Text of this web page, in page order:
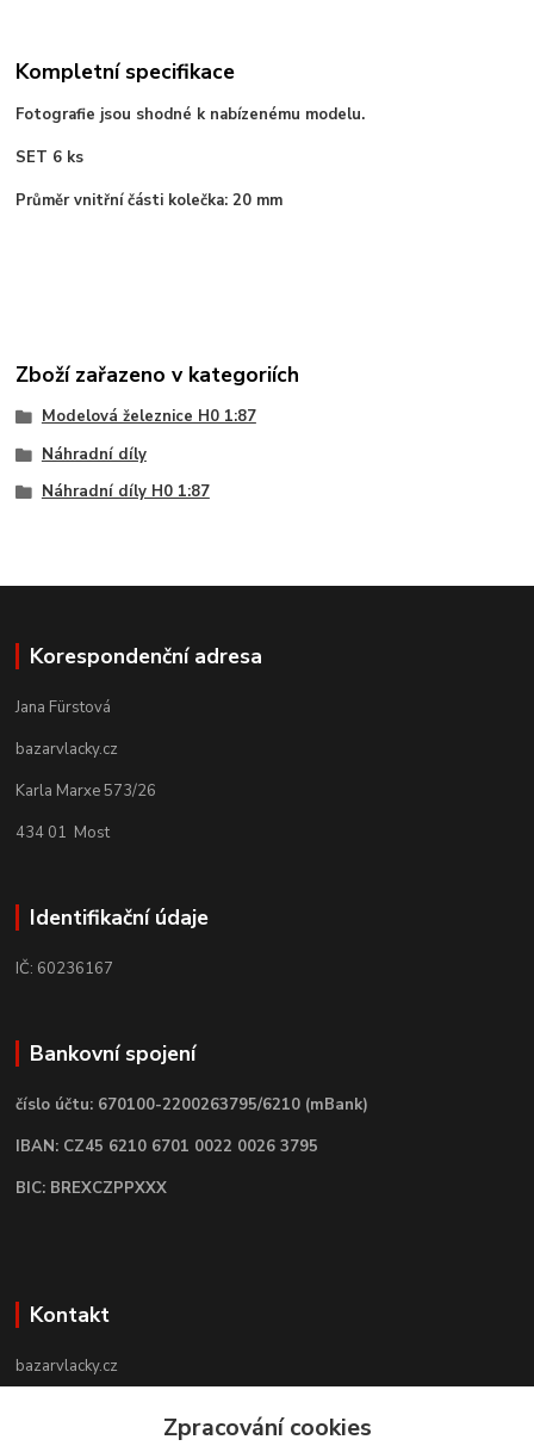
Kompletní specifikace
Fotografie jsou shodné k nabízenému modelu.
SET 6 ks
Průměr vnitřní části kolečka: 20 mm
Zboží zařazeno v kategoriích
Modelová železnice H0 1:87
Náhradní díly
Náhradní díly H0 1:87
Korespondenční adresa
Jana Fürstová
bazarvlacky.cz
Karla Marxe 573/26
434 01 Most
Identifikační údaje
IČ: 60236167
Bankovní spojení
číslo účtu: 670100-2200263795/6210 (mBank)
IBAN: CZ45 6210 6701 0022 0026 3795
BIC: BREXCZPPXXX
Kontakt
bazarvlacky.cz
+420 774 141 314Zpracování cookies